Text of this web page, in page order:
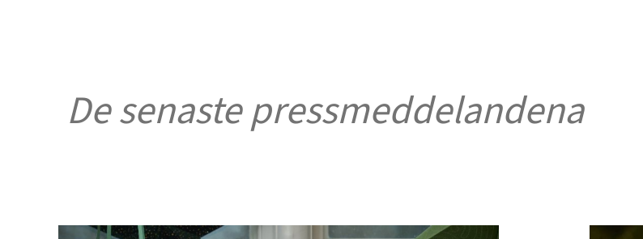
De senaste pressmeddelandena